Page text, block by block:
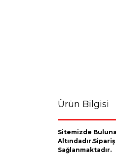
Ürün Bilgisi
Sitemizde
Sağlanmaktadır.